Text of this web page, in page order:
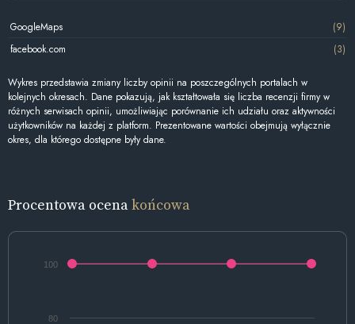
GoogleMaps
(9)
facebook.com
(3)
Wykres przedstawia zmiany liczby opinii na poszczególnych portalach w
kolejnych okresach. Dane pokazują, jak kształtowała się liczba recenzji firmy w
różnych serwisach opinii, umożliwiając porównanie ich udziału oraz aktywności
użytkowników na każdej z platform. Prezentowane wartości obejmują wyłącznie
okres, dla którego dostępne były dane.
Procentowa ocenakońcowa
80
100